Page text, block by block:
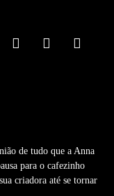
de tudo que a Anna
para o cafezinho
criadora até se tornar